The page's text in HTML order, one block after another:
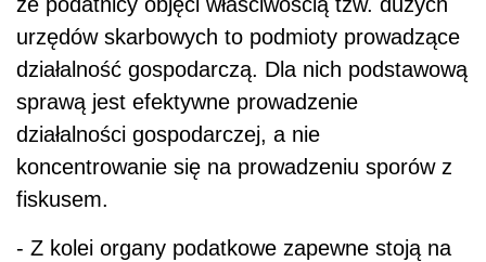
że podatnicy objęci właściwością tzw. dużych
urzędów skarbowych to podmioty prowadzące
działalność gospodarczą. Dla nich podstawową
sprawą jest efektywne prowadzenie
działalności gospodarczej, a nie
koncentrowanie się na prowadzeniu sporów z
fiskusem.
- Z kolei organy podatkowe zapewne stoją na